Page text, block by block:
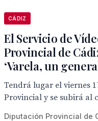
CÁDIZ
El Servicio de
Provincial de
‘Varela, un
Tendrá lugar el viernes
Provincial y se subirá al
Diputación Provincial de